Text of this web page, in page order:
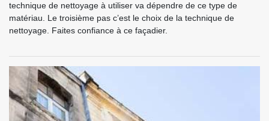
technique de nettoyage à utiliser va dépendre de ce type de
matériau. Le troisième pas c’est le choix de la technique de
nettoyage. Faites confiance à ce façadier.